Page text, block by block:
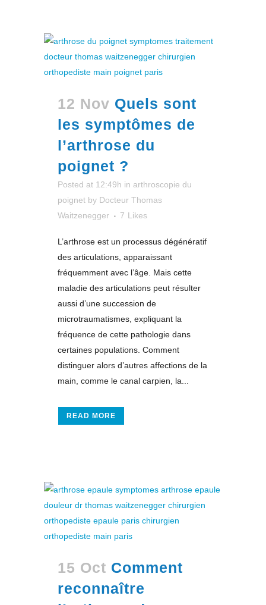
12 Nov Quels sont
les symptômes de
l’arthrose du
poignet ?
Posted at 12:49h in arthroscopie du
poignet by Docteur Thomas
Waitzenegger
7 Likes
L’arthrose est un processus dégénératif
des articulations, apparaissant
fréquemment avec l’âge. Mais cette
maladie des articulations peut résulter
aussi d’une succession de
microtraumatismes, expliquant la
fréquence de cette pathologie dans
certaines populations. Comment
distinguer alors d’autres affections de la
main, comme le canal carpien, la...
READ MORE
15 Oct Comment
reconnaître